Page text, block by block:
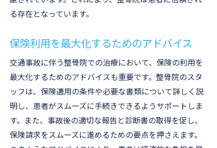
る存在となっています。
保険利用を最大化するためのアドバイス
交通事故に伴う整骨院での治療において、保険の利用を
最大化するためのアドバイスも重要です。整骨院のスタ
ッフは、保険適用の条件や必要な書類について詳しく説
明し、患者がスムーズに手続きできるようサポートしま
す。また、事故後の適切な報告と診断書の取得を促し、
保険請求をスムーズに進めるための要点を押さえます。